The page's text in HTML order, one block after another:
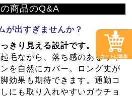
商品のQ&A
が出すぎませんか？
きり見える設計です。
毛ながら、落ち感のあるワイ
を自然にカバー。ロング丈が
効果も期待できます。通勤コ
にも取り入れやすいガウチョ
カートに追加